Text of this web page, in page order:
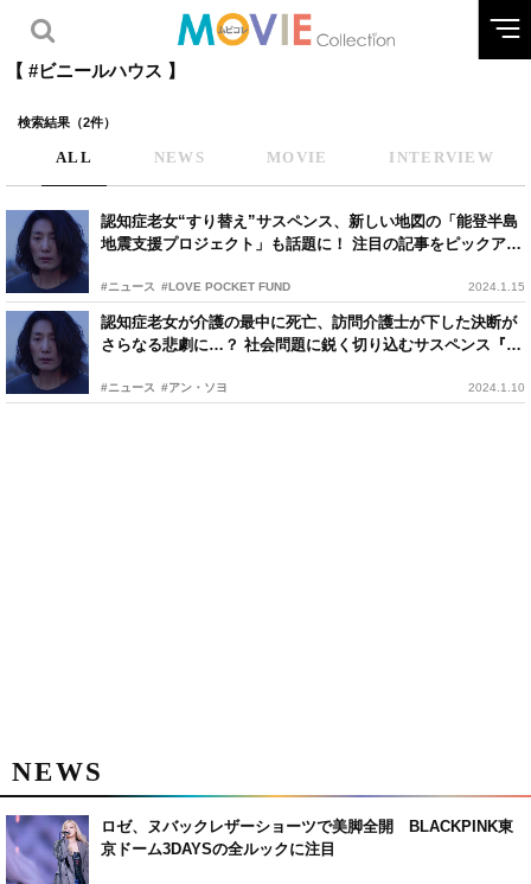
【 #ビニールハウス 】
検索結果（2件）
ALL NEWS MOVIE INTERVIEW
認知症老女“すり替え”サスペンス、新しい地図の「能登半島
地震支援プロジェクト」も話題に！ 注目の記事をピックアッ
#ニュース #LOVE POCKET FUND 2024.1.15
認知症老女が介護の最中に死亡、訪問介護士が下した決断が
さらなる悲劇に…？ 社会問題に鋭く切り込むサスペンス『ビ
#ニュース #アン・ソヨ 2024.1.10
NEWS
ロゼ、ヌバックレザーショーツで美脚全開 BLACKPINK東
京ドーム3DAYSの全ルックに注目